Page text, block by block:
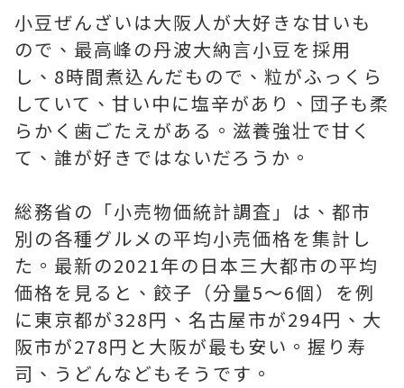
小豆ぜんざいは大阪人が大好きな甘いも
ので、最高峰の丹波大納言小豆を採用
し、8時間煮込んだもので、粒がふっくら
していて、甘い中に塩辛があり、団子も柔
らかく歯ごたえがある。滋養強壮で甘く
て、誰が好きではないだろうか。
総務省の「小売物価統計調査」は、都市
別の各種グルメの平均小売価格を集計し
た。最新の2021年の日本三大都市の平均
価格を見ると、餃子（分量5～6個）を例
に東京都が328円、名古屋市が294円、大
阪市が278円と大阪が最も安い。握り寿
司、うどんなどもそうです。